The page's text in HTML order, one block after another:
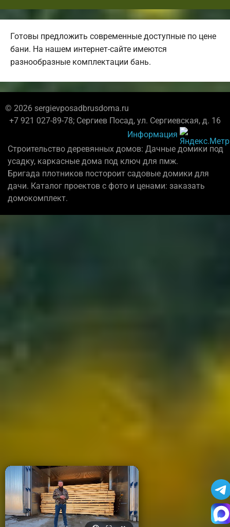
Готовы предложить современные доступные по цене
бани. На нашем интернет-сайте имеются
разнообразные комплектации бань.
© 2026 sergievposadbrusdoma.ru
+7 921 027-89-78; Сергиев Посад, ул. Сергиевская, д. 16
Информация
Строительство деревянных домов: Дачные домики под
усадку, каркасные дома под ключ для пмж.
Бригада плотников постороит садовые домики для
дачи. Каталог проектов с фото и ценами: заказать
домокомплект.